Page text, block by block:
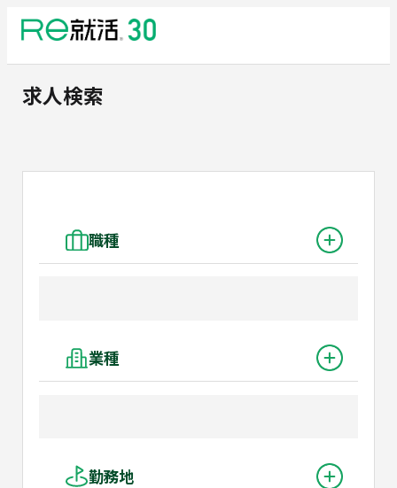
求人検索
職種
業種
勤務地